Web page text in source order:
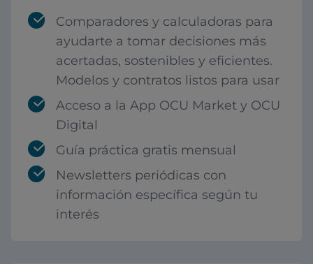
Comparadores y calculadoras para
ayudarte a tomar decisiones más
acertadas, sostenibles y eficientes.
Modelos y contratos listos para usar
Acceso a la App OCU Market y OCU
Digital
Guía práctica gratis mensual
Newsletters periódicas con
información específica según tu
interés